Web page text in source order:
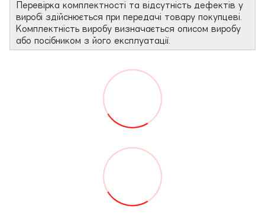
Перевірка комплектності та відсутність дефектів у
виробі здійснюється при передачі товару покупцеві.
Комплектність виробу визначається описом виробу
або посібником з його експлуатації.